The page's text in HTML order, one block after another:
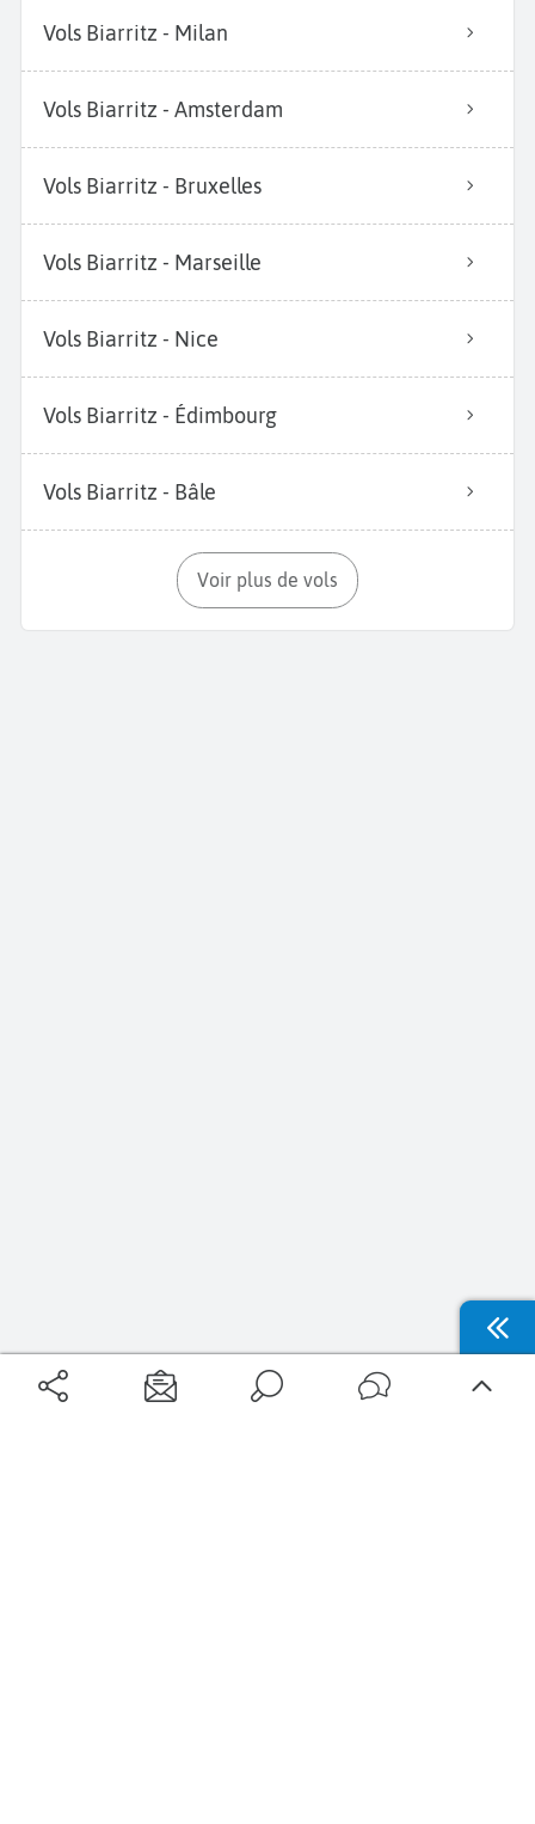
Vols Biarritz - Milan
Vols Biarritz - Amsterdam
Vols Biarritz - Bruxelles
Vols Biarritz - Marseille
Vols Biarritz - Nice
Vols Biarritz - Édimbourg
Vols Biarritz - Bâle
Voir plus de vols